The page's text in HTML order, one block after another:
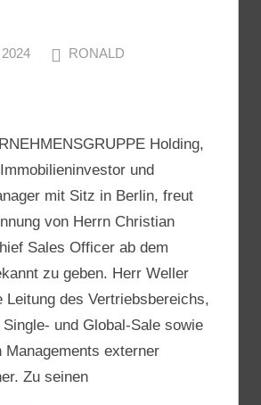
RONALD
Holding,
und
mit Sitz in Berlin, freut
von Herrn Christian
Sales Officer ab dem
zu geben. Herr Weller
Leitung des Vertriebsbereichs,
und Global-Sale sowie
Managements externer
Zu seinen